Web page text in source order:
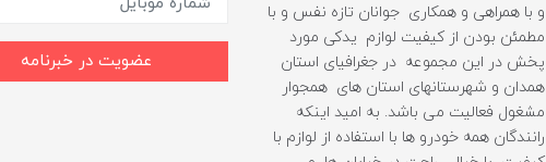
و با همراهی و همکاری جوانان تازه نفس و با
مطمئن بودن از کیفیت لوازم یدکی مورد
پخش در این مجموعه در جغرافیای استان
همدان و شهرستانهای استان های همجوار
مشغول فعالیت می باشد. به امید اینکه
رانندگان همه خودرو ها با استفاده از لوازم با
عضویت در خبرنامه